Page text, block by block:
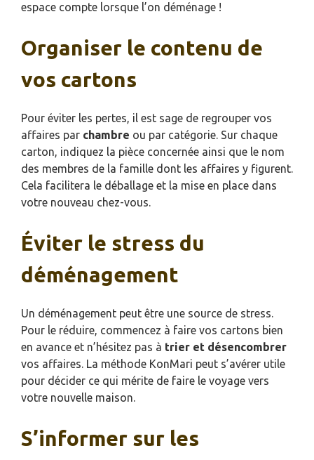
espace compte lorsque l’on déménage !
Organiser le contenu de
vos cartons
Pour éviter les pertes, il est sage de regrouper vos
affaires par chambre ou par catégorie. Sur chaque
carton, indiquez la pièce concernée ainsi que le nom
des membres de la famille dont les affaires y figurent.
Cela facilitera le déballage et la mise en place dans
votre nouveau chez-vous.
Éviter le stress du
déménagement
Un déménagement peut être une source de stress.
Pour le réduire, commencez à faire vos cartons bien
en avance et n’hésitez pas à trier et désencombrer
vos affaires. La méthode KonMari peut s’avérer utile
pour décider ce qui mérite de faire le voyage vers
votre nouvelle maison.
S’informer sur les